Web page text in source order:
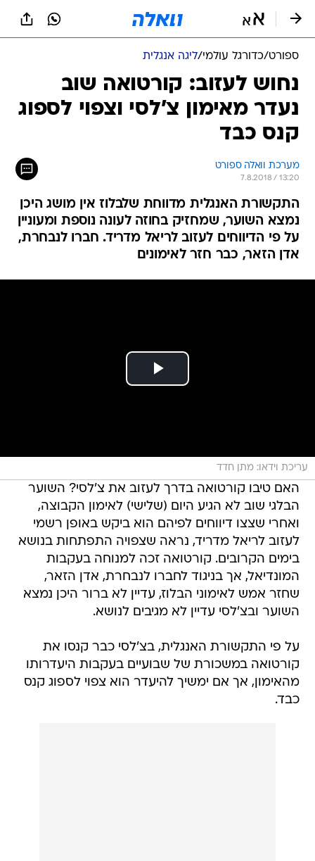
ספורט/כדורגל עולמי/ליגה אנגלית
נחוש לעזוב: קורטואה שוב
נעדר מאימון צ'לסי וצפוי לספוג
קנס כבד
מערכת וואלה ספורט
7.8.2018 / 13:20
התקשורת האנגלית מדווחת שלבלוז אין מושג היכן
נמצא השוער, שמחזיק בחוזה לעונה נוספת ומעוניין
על פי הדיווחים לעזוב לריאל מדריד. חברו לנבחרת,
אדן הזאר, כבר חזר לאימונים
עריכת וידאו: מתן חדד
האם טיבו קורטואה בדרך לעזוב את צ'לסי? השוער
הבלגי שוב לא הגיע היום (שלישי) לאימון הקבוצה,
ואחרי שצצו דיווחים לפיהם הוא ביקש באופן רשמי
לעזוב לריאל מדריד, נראה שצפויה התפתחות בנושא
בימים הקרובים. קורטואה זכה למנוחה בעקבות
המונדיאל, אך בניגוד לחברו לנבחרת, אדן הזאר,
שחזר אמש לאימוני הבלוז, עדיין לא ברור היכן נמצא
השוער ובצ'לסי עדיין לא מגיבים לנושא.
על פי התקשורת האנגלית, בצ'לסי כבר קנסו את
קורטואה במשכורת של שבועיים בעקבות היעדרותו
מהאימון, אך אם ימשיך להיעדר הוא צפוי לספוג קנס
כבד.